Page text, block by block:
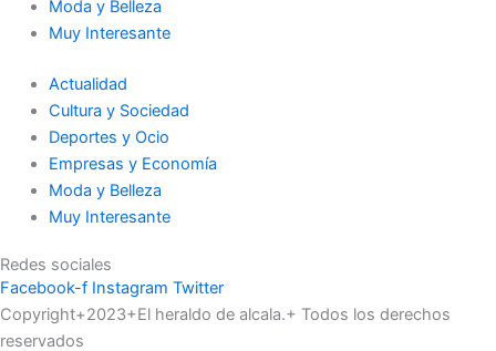
Moda y Belleza
Muy Interesante
Actualidad
Cultura y Sociedad
Deportes y Ocio
Empresas y Economía
Moda y Belleza
Muy Interesante
Redes sociales
Facebook-f Instagram Twitter
Copyright+2023+El heraldo de alcala.+ Todos los derechos
reservados